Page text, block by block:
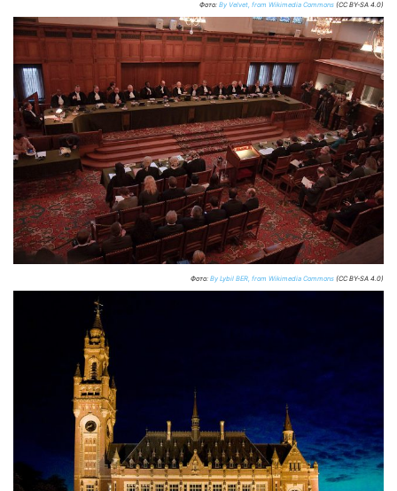
Фото: By Velvet, from Wikimedia Commons (CC BY-SA 4.0)
Фото: By Lybil BER, from Wikimedia Commons (CC BY-SA 4.0)